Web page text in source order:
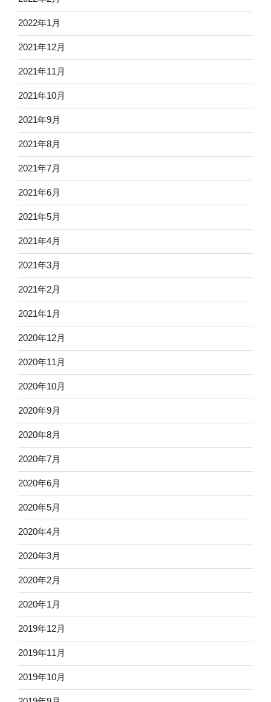
2022年1月
2021年12月
2021年11月
2021年10月
2021年9月
2021年8月
2021年7月
2021年6月
2021年5月
2021年4月
2021年3月
2021年2月
2021年1月
2020年12月
2020年11月
2020年10月
2020年9月
2020年8月
2020年7月
2020年6月
2020年5月
2020年4月
2020年3月
2020年2月
2020年1月
2019年12月
2019年11月
2019年10月